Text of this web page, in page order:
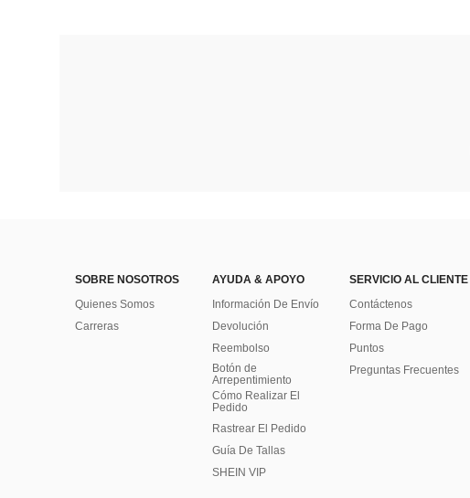
SOBRE NOSOTROS
Quienes Somos
Carreras
AYUDA & APOYO
Información De Envío
Devolución
Reembolso
Botón de
Arrepentimiento
Cómo Realizar El
Pedido
Rastrear El Pedido
Guía De Tallas
SHEIN VIP
SERVICIO AL CLIENTE
Contáctenos
Forma De Pago
Puntos
Preguntas Frecuentes